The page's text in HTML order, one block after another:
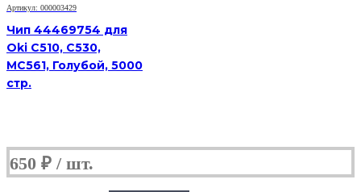
M281
(203A/CF541A),
голубой,
1300
страниц
Артикул: 000003429
Чип 44469754 для
Oki C510, C530,
MC561, Голубой, 5000
стр.
650 ₽